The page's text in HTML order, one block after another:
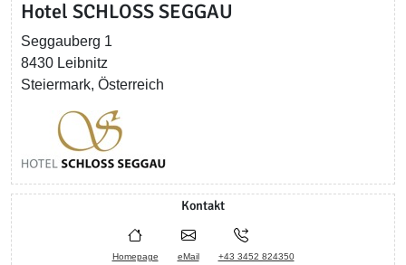
Hotel SCHLOSS SEGGAU
Seggauberg 1
8430 Leibnitz
Steiermark, Österreich
Kontakt
Homepage eMail +43 3452 824350